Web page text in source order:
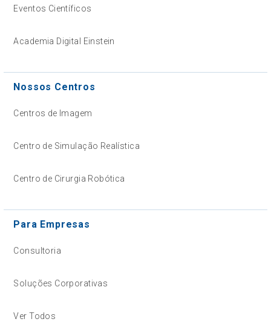
Eventos Científicos
Academia Digital Einstein
Nossos Centros
Centros de Imagem
Centro de Simulação Realística
Centro de Cirurgia Robótica
Para Empresas
Consultoria
Soluções Corporativas
Ver Todos